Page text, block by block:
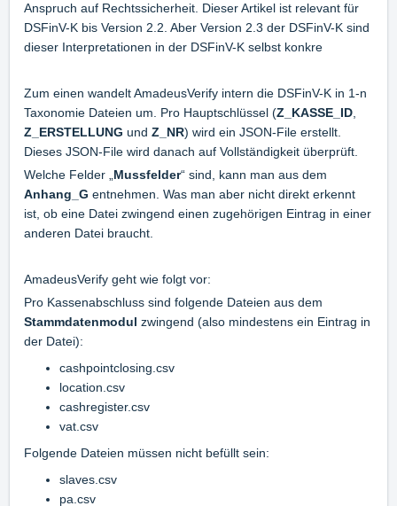
Anspruch auf Rechtssicherheit. Dieser Artikel ist relevant für
DSFinV-K bis Version 2.2. Aber Version 2.3 der DSFinV-K sind
dieser Interpretationen in der DSFinV-K selbst konkre
Zum einen wandelt AmadeusVerify intern die DSFinV-K in 1-n
Taxonomie Dateien um. Pro Hauptschlüssel (Z_KASSE_ID,
Z_ERSTELLUNG und Z_NR) wird ein JSON-File erstellt.
Dieses JSON-File wird danach auf Vollständigkeit überprüft.
Welche Felder „Mussfelder“ sind, kann man aus dem
Anhang_G entnehmen. Was man aber nicht direkt erkennt
ist, ob eine Datei zwingend einen zugehörigen Eintrag in einer
anderen Datei braucht.
AmadeusVerify geht wie folgt vor:
Pro Kassenabschluss sind folgende Dateien aus dem
Stammdatenmodul zwingend (also mindestens ein Eintrag in
der Datei):
cashpointclosing.csv
location.csv
cashregister.csv
vat.csv
Folgende Dateien müssen nicht befüllt sein:
slaves.csv
pa.csv